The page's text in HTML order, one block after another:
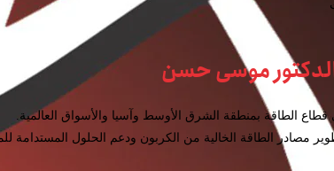
الدكتور موسى حسن
قطاع الطاقة بمنطقة الشرق الأوسط وآسيا والأسواق العالمية.
مصادر الطاقة الخالية من الكربون ودعم الحلول المستدامة